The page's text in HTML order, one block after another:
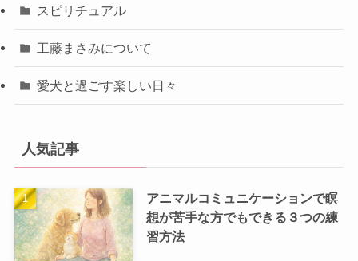
スピリチュアル
工藤まさみについて
愛犬と過ごす楽しい日々
人気記事
アニマルコミュニケーションで瞑
想が苦手な方でもできる３つの練
習方法